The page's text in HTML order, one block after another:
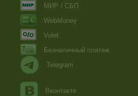
МИР / СБП
WebMoney
Volet
Безналичный платеж
Telegram
Вконтакте